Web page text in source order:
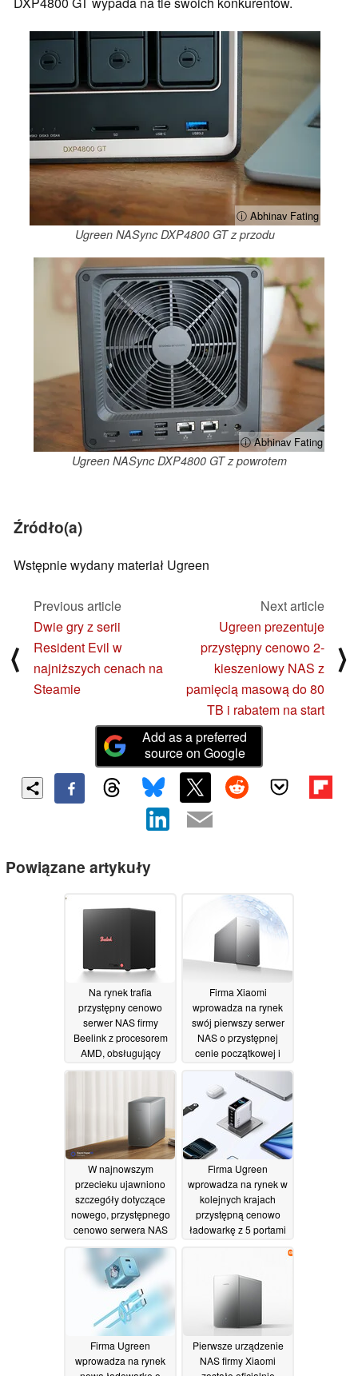
ⓘ Abhinav Fating
Ugreen NASync DXP4800 GT z przodu
ⓘ Abhinav Fating
Ugreen NASync DXP4800 GT z powrotem
Źródło(a)
Wstępnie wydany materiał Ugreen
⟨
Previous article
Dwie gry z serii
Resident Evil w
najniższych cenach na
Steamie
Next article
Ugreen prezentuje
przystępny cenowo 2-
kieszeniowy NAS z
pamięcią masową do 80
TB i rabatem na start
⟩
Add as a preferred
source on Google
Powiązane artykuły
Na rynek trafia
przystępny cenowo
serwer NAS firmy
Beelink z procesorem
AMD, obsługujący
pojemność pamięci
02/07/2026
Firma Xiaomi
wprowadza na rynek
swój pierwszy serwer
NAS o przystępnej
cenie początkowej i
kompaktowej
konstrukcji01/07/2026
W najnowszym
przecieku ujawniono
szczegóły dotyczące
nowego, przystępnego
cenowo serwera NAS
firmy Xiaomi28/06/2026
Firma Ugreen
wprowadza na rynek w
kolejnych krajach
przystępną cenowo
ładowarkę z 5 portami
inteligentny
wyświetlacz
Firma Ugreen
wprowadza na rynek
Pierwsze urządzenie
NAS firmy Xiaomi